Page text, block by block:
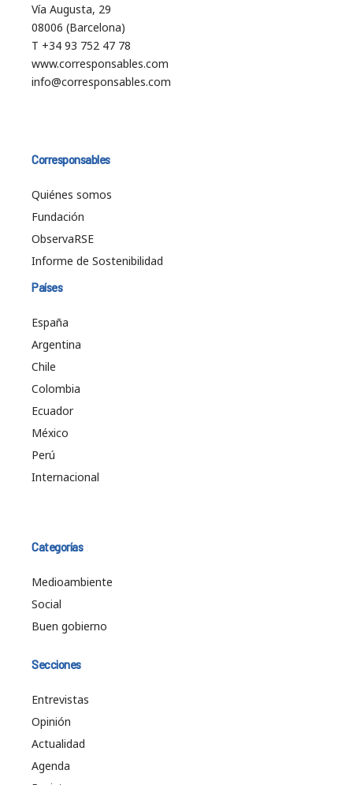
Vía Augusta, 29
08006 (Barcelona)
T +34 93 752 47 78
www.corresponsables.com
info@corresponsables.com
Corresponsables
Quiénes somos
Fundación
ObservaRSE
Informe de Sostenibilidad
Países
España
Argentina
Chile
Colombia
Ecuador
México
Perú
Internacional
Categorías
Medioambiente
Social
Buen gobierno
Secciones
Entrevistas
Opinión
Actualidad
Agenda